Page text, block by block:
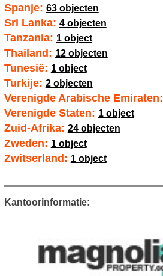
Spanje: 63 objecten
Sri Lanka: 4 objecten
Tanzania: 1 object
Thailand: 12 objecten
Tunesië: 1 object
Turkije: 2 objecten
Verenigde Arabische Emiraten:
Verenigde Staten: 1 object
Zuid-Afrika: 24 objecten
Zweden: 1 object
Zwitserland: 1 object
Kantoorinformatie: